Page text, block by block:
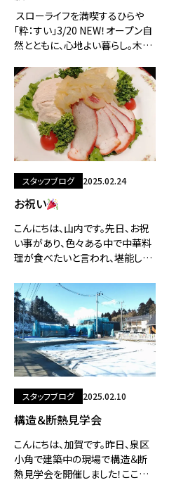
すい」デビュー
スローライフを満喫するひらや
「粋：すい」3/20 NEW！オープン自
然とともに、心地よい暮らし。木の
東北本線・岩沼駅から車で約12
分仙台空港アクセス線「仙台空港
駅」から車で約6分
スタッフブログ 2025.02.24
お祝い
こんにちは、山内です。先日、お祝
い事があり、色々ある中で中華料
理が食べたいと言われ、堪能して
と、行きたかったお店だったのです
が、美味しかったです。
スタッフブログ 2025.02.10
構造＆断熱見学会
こんにちは、加賀です。昨日、泉区
小角で建築中の現場で構造＆断
熱見学会を開催しました！ここ数